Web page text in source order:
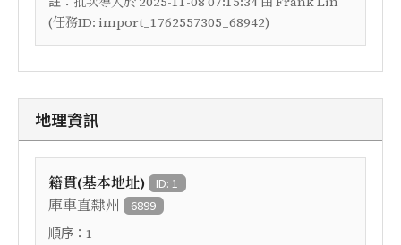
(任務ID: import_1762557305_68942)
地理資訊
籍貫(基本地址) ID: 1
庫車直隸州 6899
順序： 1